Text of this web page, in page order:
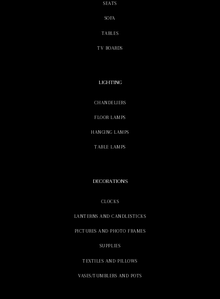
SEATS
SOFA
TABLES
TV BOARDS
LIGHTING
CHANDELIERS
FLOOR LAMPS
HANGING LAMPS
TABLE LAMPS
DECORATIONS
CLOCKS
LANTERNS AND CANDLESTICKS
PICTURES AND PHOTO FRAMES
SUPPLIES
TEXTILES AND PILLOWS
VASES/TUMBLERS AND POTS